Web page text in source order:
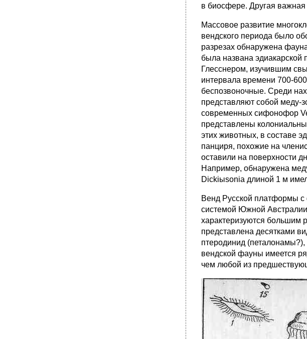
в биосфере. Другая важная
Массовое развитие
вендского периода было
разрезах обнаружена
была названа
Глесснером, изучившим
интервала времени 700-
беспозвоночные. Среди
представляют собой
современных сифонофор
представлены
этих животных, в составе
панциря, похожие на
оставили на поверхности
Например, обнаружена
Dickiыsonia длиной 1 м
Венд Русской платформы с
системой Южной
характеризуются большим
представлена десятками
птеродинид
вендской фауны имеется
чем любой из